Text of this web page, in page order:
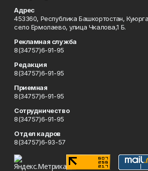
Адрес
453360, Республика Башкортостан,
село Ермолаево, улица Чкалова,1 Б.
Рекламная служба
8(34757)6-91-95
Редакция
8(34757)6-91-95
Приемная
8(34757)6-91-95
Сотрудничество
8(34757)6-91-95
Отдел кадров
8(34757)6-93-57